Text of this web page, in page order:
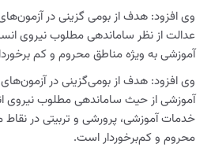
وی افزود: هدف از بومی گزینی در
عدالت از نظر ساماندهی مطلوب نیروی
آموزشی به ویژه مناطق محروم و کم
وی افزود: هدف از بومی‌گزینی در
آموزشی از حیث ساماندهی مطلوب نیروی
خدمات آموزشی، پرورشی و تربیتی در
محروم و کم‌برخوردار است.